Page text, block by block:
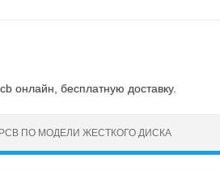
онлайн, бесплатную доставку.
ПО МОДЕЛИ ЖЕСТКОГО ДИСКА